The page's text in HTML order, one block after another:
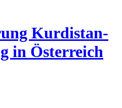
Kurdistan-
in Österreich